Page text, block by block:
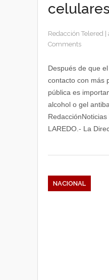
celulares
Redacción Telered
Comments
Después de que
contacto con más
pública es
alcohol o gel
LAREDO.- La
NACIONAL